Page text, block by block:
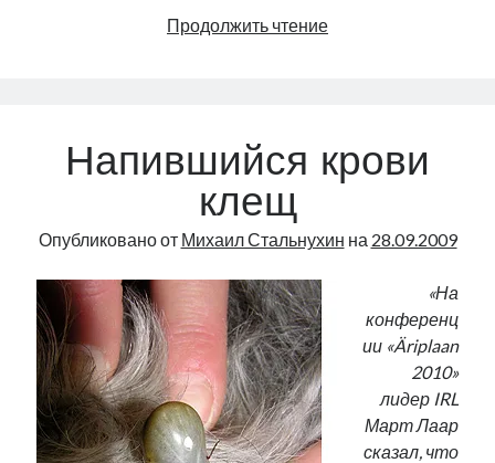
Продолжить чтениеКлуб
Напившийся крови
клещ
Опубликовано от Михаил Стальнухин на 28.09.2009
«На
конференц
ии «Äriplaan
2010»
лидер IRL
Март Лаар
сказал, что